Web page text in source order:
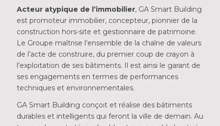
Acteur atypique de l’immobilier, GA Smart Building
est promoteur immobilier, concepteur, pionnier de la
construction hors-site et gestionnaire de patrimoine.
Le Groupe maîtrise l’ensemble de la chaîne de valeurs
de l’acte de construire, du premier coup de crayon à
l’exploitation de ses bâtiments. Il est ainsi le garant de
ses engagements en termes de performances
techniques et environnementales.
GA Smart Building conçoit et réalise des bâtiments
durables et intelligents qui feront la ville de demain. Au